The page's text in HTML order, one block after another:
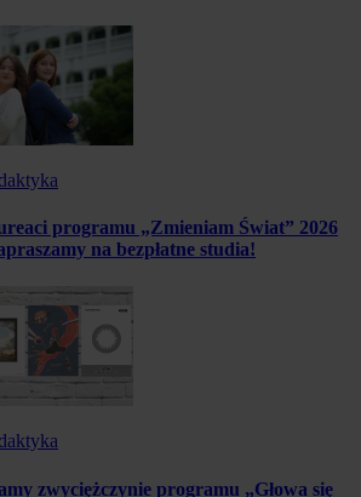
programu „Zmieniam Świat” 2026
na bezpłatne studia!
zwyciężczynie programu „Głowa się